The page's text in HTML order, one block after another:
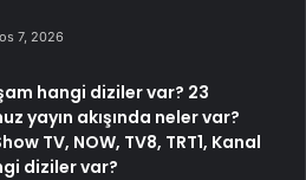
7, 2026
hangi diziler var? 23
yayın akışında neler var?
TV, NOW, TV8, TRT1, Kanal
diziler var?